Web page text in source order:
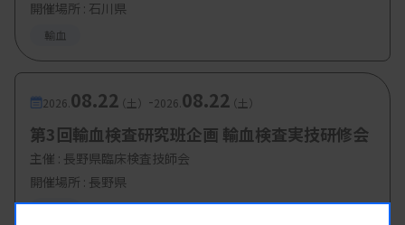
開催場所 : 石川県
輸血
2026. 08.22（土） -2026. 08.22（土）
第3回輸血検査研究班企画 輸血検査実技研修会
主催 : 長野県臨床検査技師会
開催場所 : 長野県
輸血